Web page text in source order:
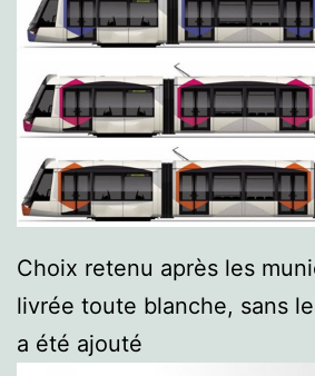
Choix retenu après les
livrée toute blanche, sans
a été ajouté